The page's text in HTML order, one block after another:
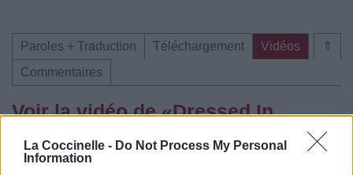
La Coccinelle - Do Not Process My Personal
Information
⇑
Paroles + Traduction Téléchargement
Vidéos
Commentaires
Voir la vidéo de «Dressed In
Black»